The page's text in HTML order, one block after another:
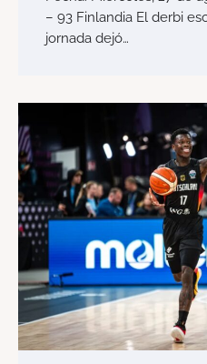
– 93 Finlandia El derbi
jornada dejó…